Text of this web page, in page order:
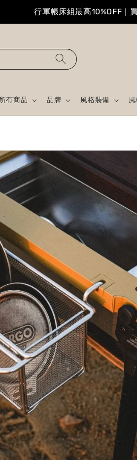
行軍帳床組最高10%OFF｜
有商品 品牌 風格裝備